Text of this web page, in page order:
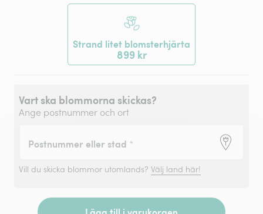
Strand litet blomsterhjärta
899 kr
Vart ska blommorna skickas?
Ange postnummer och ort
Postnummer eller stad *
Vill du skicka blommor utomlands? Välj land här!